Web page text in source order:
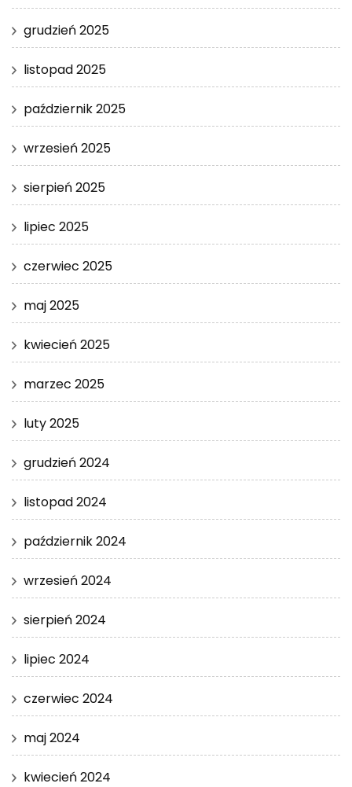
grudzień 2025
listopad 2025
październik 2025
wrzesień 2025
sierpień 2025
lipiec 2025
czerwiec 2025
maj 2025
kwiecień 2025
marzec 2025
luty 2025
grudzień 2024
listopad 2024
październik 2024
wrzesień 2024
sierpień 2024
lipiec 2024
czerwiec 2024
maj 2024
kwiecień 2024